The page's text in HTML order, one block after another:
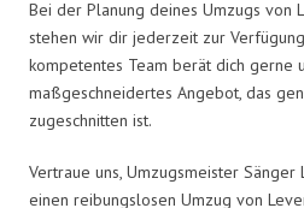
Bei der Planung deines Umzugs von
stehen wir dir jederzeit zur
kompetentes Team berät dich gerne
maßgeschneidertes Angebot, das
zugeschnitten ist.
Vertraue uns, Umzugsmeister
einen reibungslosen Umzug von